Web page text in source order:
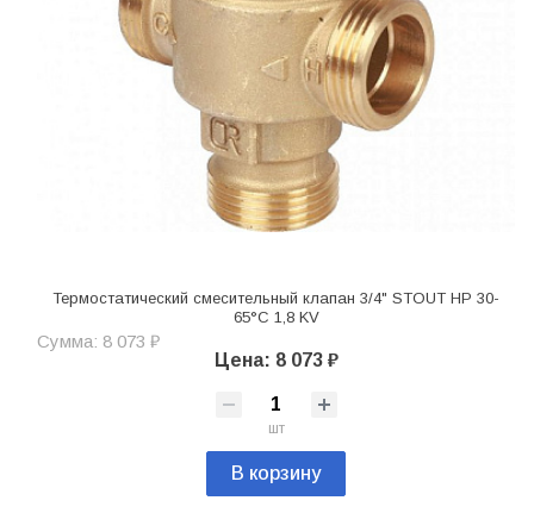
Термостатический смесительный клапан 3/4" STOUT НР 30-
65°С 1,8 KV
Сумма: 8 073 ₽
Цена: 8 073 ₽
шт
В корзину